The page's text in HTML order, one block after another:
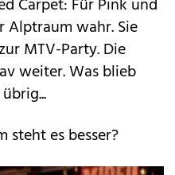
Carpet: Für Pink und
Alptraum wahr. Sie
MTV-Party. Die
weiter. Was blieb
steht es besser?